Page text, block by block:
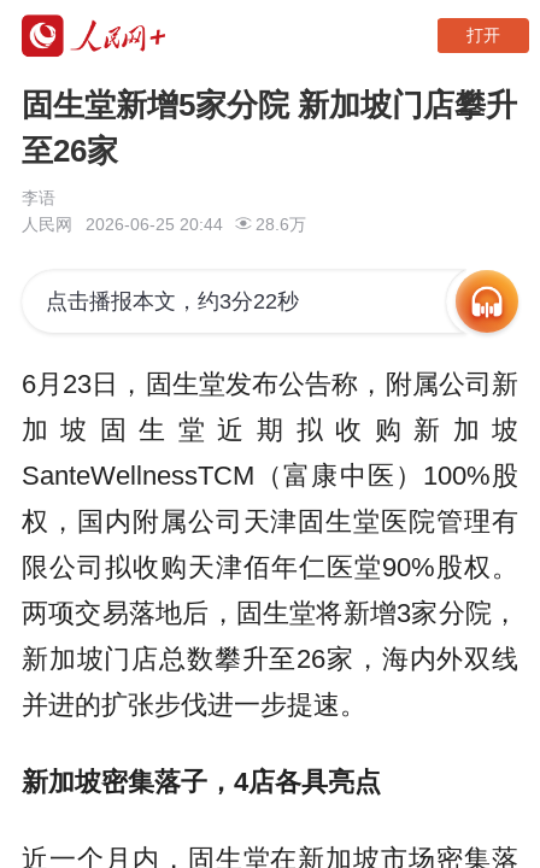
打开
固生堂新增5家分院 新加坡门店攀升
至26家
李语
人民网
2026-06-25 20:44 28.6万
点击播报本文，约3分22秒
6月23日，固生堂发布公告称，附属公司新
加坡固生堂近期拟收购新加坡
SanteWellnessTCM（富康中医）100%股
权，国内附属公司天津固生堂医院管理有
限公司拟收购天津佰年仁医堂90%股权。
两项交易落地后，固生堂将新增3家分院，
新加坡门店总数攀升至26家，海内外双线
并进的扩张步伐进一步提速。
新加坡密集落子，4店各具亮点
近一个月内，固生堂在新加坡市场密集落